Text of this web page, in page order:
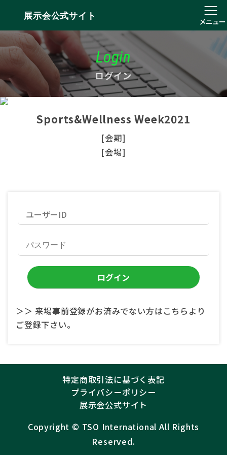
展示会公式サイト
メニュー
Login
ログイン
Sports&Wellness Week2021
[会期]
[会場]
＞＞ 来場事前登録がお済みでない方はこちらより
ご登録下さい。
特定商取引法に基づく表記
プライバシーポリシー
展示会公式サイト
Copyright ©︎ TSO International All Rights
Reserved.